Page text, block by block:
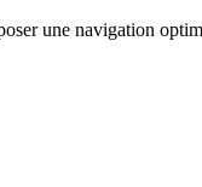
une navigation